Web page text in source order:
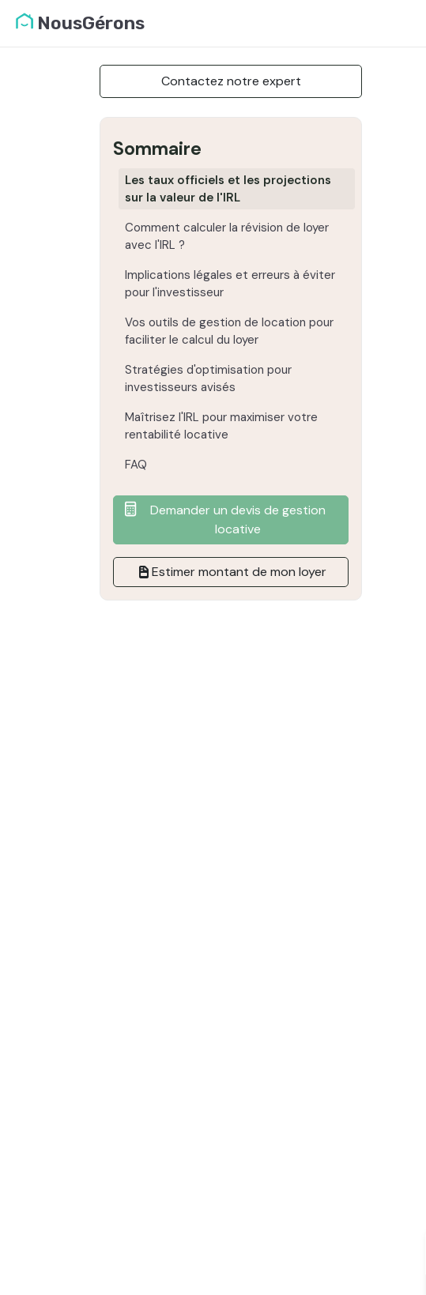
NousGérons
Contactez notre expert
Sommaire
Les taux officiels et les projections
sur la valeur de l'IRL
Comment calculer la révision de loyer
avec l'IRL ?
Implications légales et erreurs à éviter
pour l'investisseur
Vos outils de gestion de location pour
faciliter le calcul du loyer
Stratégies d'optimisation pour
investisseurs avisés
Maîtrisez l'IRL pour maximiser votre
rentabilité locative
FAQ
Demander un devis de gestion
locative
Estimer montant de mon loyer